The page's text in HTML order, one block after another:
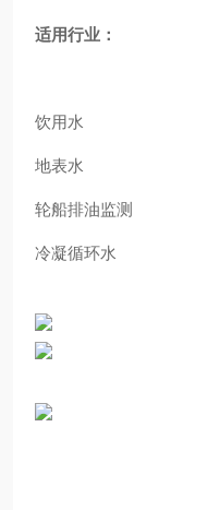
适用行业：
饮用水
地表水
轮船排油监测
冷凝循环水